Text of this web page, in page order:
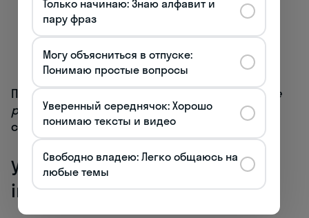
le trombone
le tuba— туба
Пример использования:Le concert commence
par un solo de flûte.(Концерт начинается с
соло флейты.)
Ударные инструменты (Les
instruments à percussion)
Только начинаю: Знаю алфавит и
пару фраз
Могу объясниться в отпуске:
Понимаю простые вопросы
Уверенный середнячок: Хорошо
понимаю тексты и видео
Свободно владею: Легко общаюсь на
любые темы